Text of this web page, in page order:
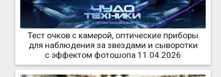
Тест очков с камерой, оптические приборы
для наблюдения за звездами и сыворотки
с эффектом фотошопа 11.04.2026